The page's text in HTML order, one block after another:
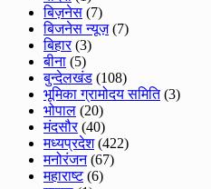
बिज़नेस (7)
बिजनेस न्यूज़(7)
बिहार(3)
बीना (5)
बुन्देलखंड (108)
भूमिका ग्रामोदय समिति(3)
भोपाल (20)
मंदसौर(40)
मध्यप्रदेश(422)
मनोरंजन(67)
महाराष्ट(6)